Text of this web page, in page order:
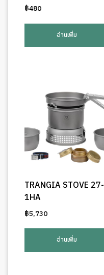
฿480
อ่านเพิ่ม
TRANGIA STOVE 27-
1HA
฿5,730
อ่านเพิ่ม